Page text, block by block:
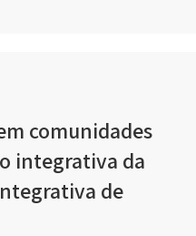
comunidades
integrativa da
de